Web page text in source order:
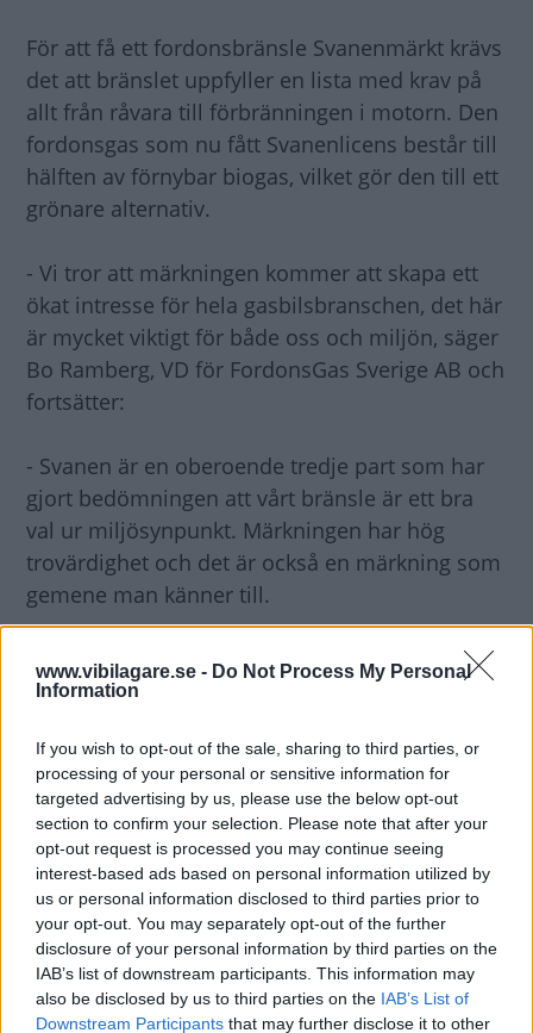
www.vibilagare.se - Do Not Process My Personal
Information
If you wish to opt-out of the sale, sharing to third parties, or
processing of your personal or sensitive information for
targeted advertising by us, please use the below opt-out
section to confirm your selection. Please note that after your
opt-out request is processed you may continue seeing
interest-based ads based on personal information utilized by
us or personal information disclosed to third parties prior to
your opt-out. You may separately opt-out of the further
disclosure of your personal information by third parties on the
IAB’s list of downstream participants. This information may
also be disclosed by us to third parties on the IAB’s List of
Downstream Participants that may further disclose it to other
För att få ett fordonsbränsle Svanenmärkt krävs
det att bränslet uppfyller en lista med krav på
allt från råvara till förbränningen i motorn. Den
fordonsgas som nu fått Svanenlicens består till
hälften av förnybar biogas, vilket gör den till ett
grönare alternativ.
- Vi tror att märkningen kommer att skapa ett
ökat intresse för hela gasbilsbranschen, det här
är mycket viktigt för både oss och miljön, säger
Bo Ramberg, VD för FordonsGas Sverige AB och
fortsätter:
- Svanen är en oberoende tredje part som har
gjort bedömningen att vårt bränsle är ett bra
val ur miljösynpunkt. Märkningen har hög
trovärdighet och det är också en märkning som
gemene man känner till.
Svanenlicensen kan även bli aktuell för andra
produkter som biodiesel, E85 och andra